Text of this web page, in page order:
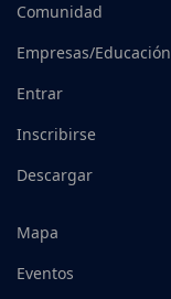
Comunidad
Empresas/Educación
Entrar
Inscribirse
Descargar
Mapa
Eventos